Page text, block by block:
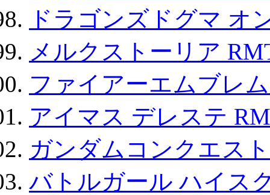
ドラゴンズドグマ オ
メルクストーリア
ファイアーエムブレ
アイマス デレステ
ガンダムコンクエスト
バトルガール ハイス